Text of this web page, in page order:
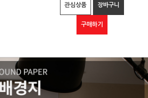
관심상품 장바구니
구매하기